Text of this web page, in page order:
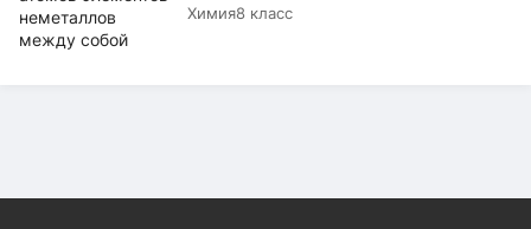
Химия8 класс